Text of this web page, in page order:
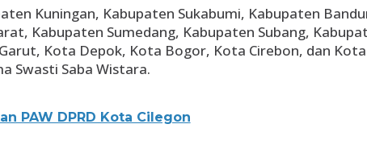
Kuningan, Kabupaten Sukabumi, Kabupaten
Kabupaten Sumedang, Kabupaten Subang,
Kota Depok, Kota Bogor, Kota Cirebon, dan Kota
Swasti Saba Wistara.
PAW DPRD Kota Cilegon